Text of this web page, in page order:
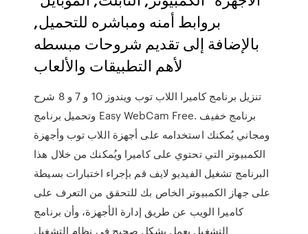
بروابط أمنه ومباشره للتحميل,
بالإضافة إلى تقديم شروحات مبسطه
لأهم التطبيقات والألعاب
تنزيل برنامج كاميرا اللاب توب ويندوز 10 و 7 و 8 شرح
وتحميل برنامج Easy WebCam Free. برنامج خفيف
ومجاني يُمكنك استخدامه على أجهزة اللاب توب وأجهزة
الكمبيوتر التي تحتوي على كاميرا ويُمكنك من خلال هذا
البرنامج تشغيل الفيديو لايف قم بإجراء اختبارات بسيطة
على جهاز الكمبيوتر الخاص بك للتحقق من التعرف على
كاميرا الويب عن طريق إدارة الأجهزة، وأن برنامج
التشغيل يعمل بشكل صحيح في نظام التشغيل